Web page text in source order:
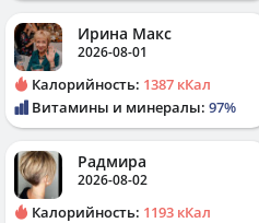
Ирина Макс
2026-08-01
Калорийность: 1387 кКал
Витамины и минералы: 97%
Радмира
2026-08-02
Калорийность: 1193 кКал